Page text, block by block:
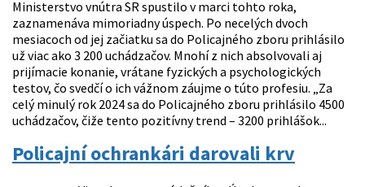
Ministerstvo vnútra SR spustilo v marci tohto roka,
zaznamenáva mimoriadny úspech. Po necelých dvoch
mesiacoch od jej začiatku sa do Policajného zboru prihlásilo
už viac ako 3 200 uchádzačov. Mnohí z nich absolvovali aj
prijímacie konanie, vrátane fyzických a psychologických
testov, čo svedčí o ich vážnom záujme o túto profesiu. „Za
celý minulý rok 2024 sa do Policajného zboru prihlásilo 4500
uchádzačov, čiže tento pozitívny trend – 3200 prihlášok...
Policajní ochrankári darovali krv